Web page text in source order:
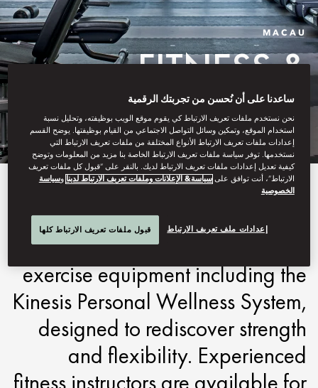
MACAU
FITNESS &
WELLNESS
Overlooking the peaceful
harbour, our fully equipped
fitness centre boasts a full line of
exercise equipment including the
Kinesis Personal Wellness System,
designed to rediscover strength
and flexibility. Experienced
ساعدنا على أن نُحسن من تجربتك الرقمية
نحن نستخدم ملفات تعريف الارتباط كي يقوم موقع الويب بوظيفته، وتحليل نسبة
استخدام الموقع، وتمكين وسائل التواصل الاجتماعي من القيام بوظيفتها. يوضح القسم
إعدادات ملفات تعريف الارتباط الأنواع المختلفة من ملفات تعريف الارتباط التي
نستخدمها. توفر سياسة ملفات تعريف الارتباط الخاصة بنا مزيد من المعلومات وتوضح
كيفية تعديل إعدادات ملفات تعريف الارتباط لديك. بالنقر على “قبول كل ملفات تعريف
الارتباط”، أنت توافق علىسياسة& الإعلانات وملفات تعريف الارتباط لدينا وسياسة
الخصوصية
إعدادات ملف تعريف الارتباط قبول ملفات تعريف الارتباط كلها